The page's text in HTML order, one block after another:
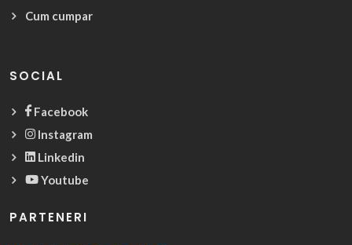
Cum cumpar
SOCIAL
Facebook
Instagram
Linkedin
Youtube
PARTENERI